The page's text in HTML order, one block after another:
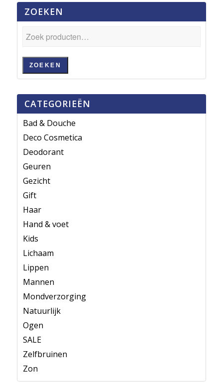
ZOEKEN
ZOEKEN
CATEGORIEËN
Bad & Douche
Deco Cosmetica
Deodorant
Geuren
Gezicht
Gift
Haar
Hand & voet
Kids
Lichaam
Lippen
Mannen
Mondverzorging
Natuurlijk
Ogen
SALE
Zelfbruinen
Zon